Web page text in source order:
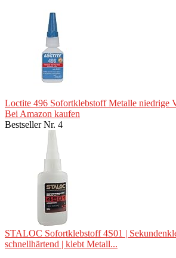
Loctite 496 Sofortklebstoff Metalle niedrige
Bei Amazon kaufen
Bestseller Nr. 4
STALOC Sofortklebstoff 4S01 |
schnellhärtend | klebt Metall...